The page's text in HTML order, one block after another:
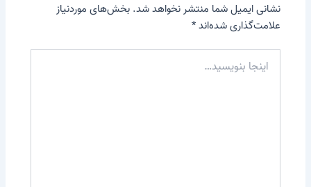
نشانی ایمیل شما منتشر نخواهد شد. بخش‌های موردنیاز
علامت‌گذاری شده‌اند*
اینجا
بنویسید…